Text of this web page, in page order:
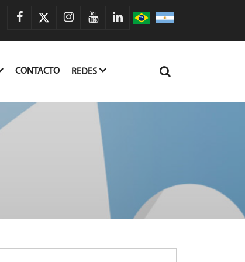
CONTACTO REDES